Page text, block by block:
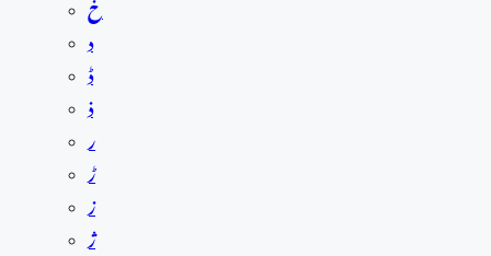
خ
د
ڈ
ذ
ر
ڑ
ز
ژ